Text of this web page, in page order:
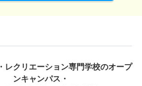
レクリエーション専門学校のオープ
ンキャンパス・